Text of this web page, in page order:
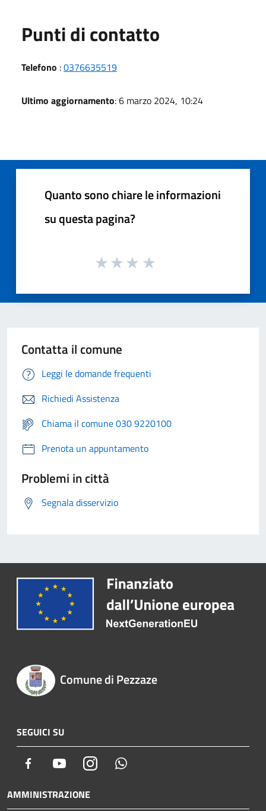
Punti di contatto
Telefono :0376635519
Ultimo aggiornamento: 6 marzo 2024, 10:24
Quanto sono chiare le informazioni
su questa pagina?
Contatta il comune
Leggi le domande frequenti
Richiedi Assistenza
Chiama il comune 030 9220100
Prenota un appuntamento
Problemi in città
Segnala disservizio
Comune di Pezzaze
SEGUICI SU
Facebook YoutubeInstagram
AMMINISTRAZIONE